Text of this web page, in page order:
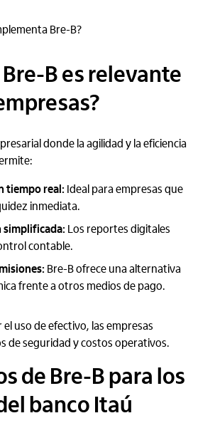
Bre-B?
B es relevante
donde la agilidad y la eficiencia
tiempo real: Ideal para empresas que
inmediata.
simplificada: Los reportes digitales
contable.
Bre-B ofrece una alternativa
frente a otros medios de pago.
el uso de efectivo, las empresas
de seguridad y costos operativos.
de Bre-B para los
banco Itaú